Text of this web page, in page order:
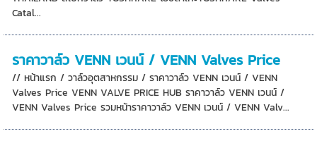
Catal...
ราคาวาล์ว VENN เวนน์ / VENN Valves Price
// หน้าแรก / วาล์วอุตสาหกรรม / ราคาวาล์ว VENN เวนน์ / VENN
Valves Price VENN VALVE PRICE HUB ราคาวาล์ว VENN เวนน์ /
VENN Valves Price รวมหน้าราคาวาล์ว VENN เวนน์ / VENN Valv...